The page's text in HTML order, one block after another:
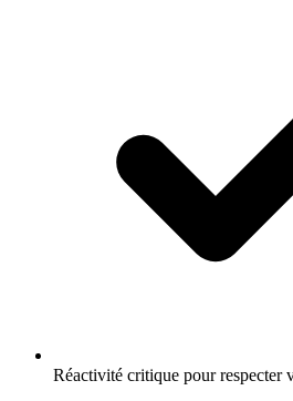
Réactivité critique pour respecter